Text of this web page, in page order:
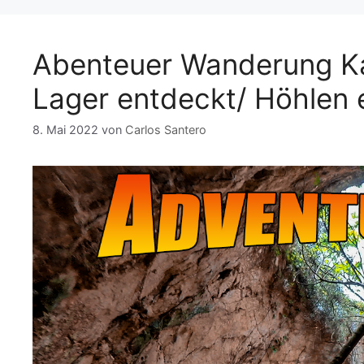
k
Abenteuer Wanderung
Lager entdeckt/ Höhlen
8. Mai 2022 von Carlos Santero